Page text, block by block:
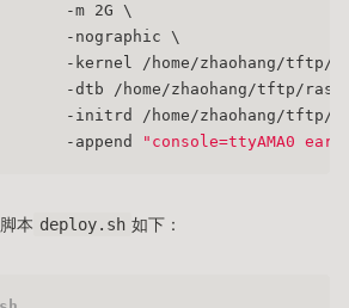
		-m 2G \
		-nographic \
-kernel /home/zhaohang/tftp/
-dtb /home/zhaohang/tftp/
-initrd /home/zhaohang/tftp/
		-append
"console=ttyAMA0
本 deploy.sh 如下：